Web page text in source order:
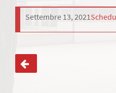
Settembre 13, 2021
Navigazione
articoli